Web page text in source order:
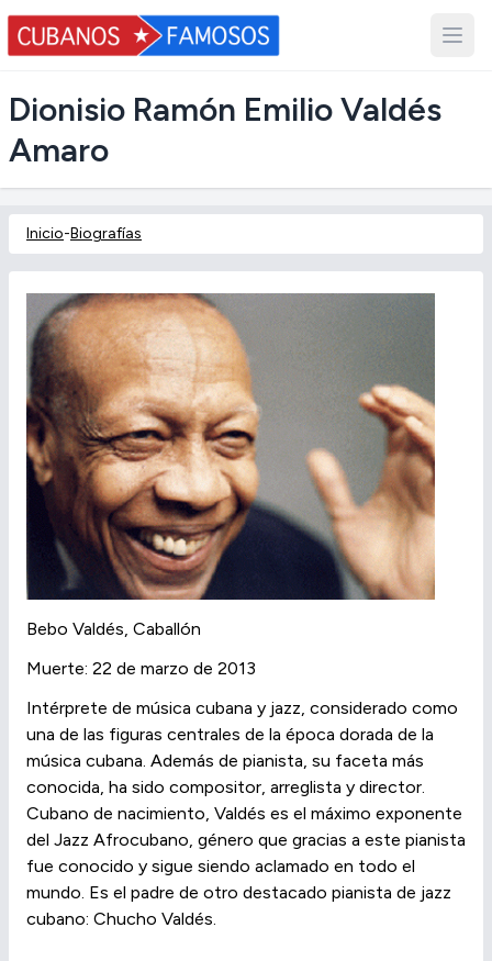
Dionisio Ramón Emilio Valdés
Amaro
Inicio-Biografías
Bebo Valdés, Caballón
Muerte: 22 de marzo de 2013
Intérprete de música cubana y jazz, considerado como
una de las figuras centrales de la época dorada de la
música cubana. Además de pianista, su faceta más
conocida, ha sido compositor, arreglista y director.
Cubano de nacimiento, Valdés es el máximo exponente
del Jazz Afrocubano, género que gracias a este pianista
fue conocido y sigue siendo aclamado en todo el
mundo. Es el padre de otro destacado pianista de jazz
cubano: Chucho Valdés.